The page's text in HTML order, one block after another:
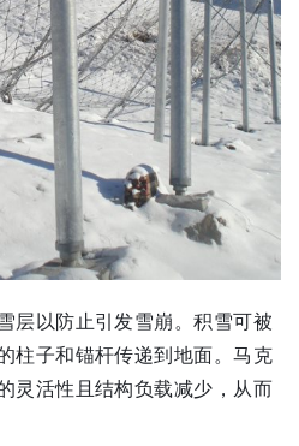
层以防止引发雪崩。积雪可被
柱子和锚杆传递到地面。马克
灵活性且结构负载减少，从而